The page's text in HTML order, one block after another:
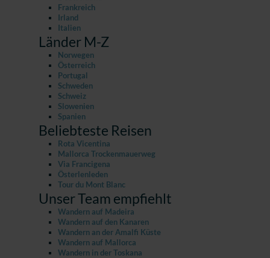
Frankreich
Irland
Italien
Länder M-Z
Norwegen
Österreich
Portugal
Schweden
Schweiz
Slowenien
Spanien
Beliebteste Reisen
Rota Vicentina
Mallorca Trockenmauerweg
Via Francigena
Österlenleden
Tour du Mont Blanc
Unser Team empfiehlt
Wandern auf Madeira
Wandern auf den Kanaren
Wandern an der Amalfi Küste
Wandern auf Mallorca
Wandern in der Toskana